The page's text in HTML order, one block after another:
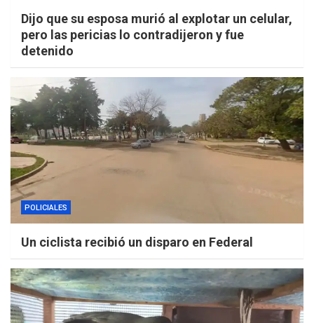
Dijo que su esposa murió al explotar un celular,
pero las pericias lo contradijeron y fue
detenido
POLICIALES
Un ciclista recibió un disparo en Federal